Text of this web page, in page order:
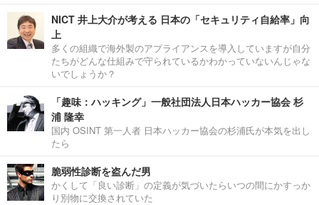
NICT 井上大介が考える 日本の「セキュリティ自給率」向
上
多くの組織で海外製のアプライアンスを導入していますが自分
たちがどんな仕組みで守られているかわかっていないんじゃな
いでしょうか？
「趣味：ハッキング」一般社団法人日本ハッカー協会 杉
浦 隆幸
国内 OSINT 第一人者 日本ハッカー協会の杉浦氏が本気を出し
たら
脆弱性診断を盗んだ男
かくして「良い診断」の定義が気づいたらいつの間にかすっか
り別物に交換されていた